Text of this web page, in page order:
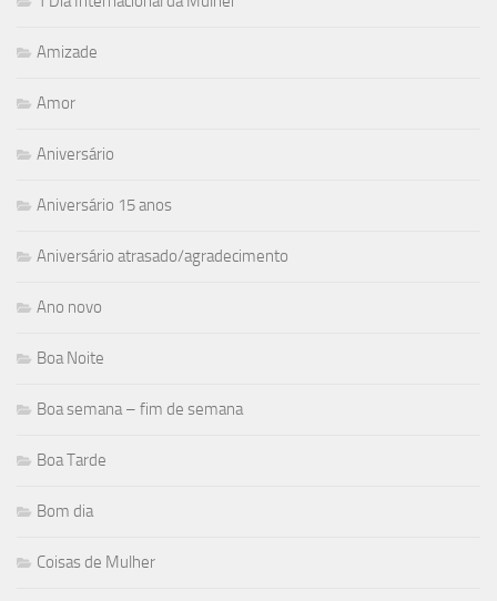
Amizade
Amor
Aniversário
Aniversário 15 anos
Aniversário atrasado/agradecimento
Ano novo
Boa Noite
Boa semana – fim de semana
Boa Tarde
Bom dia
Coisas de Mulher